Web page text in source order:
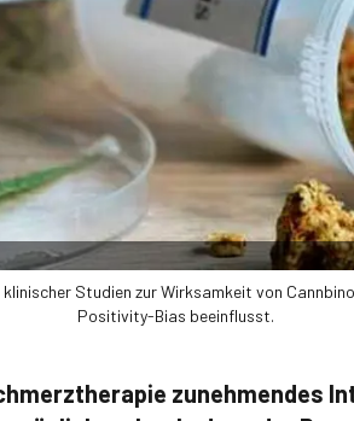
Studien zur Wirksamkeit von
Positivity-­Bias beeinflusst.
zunehmendes